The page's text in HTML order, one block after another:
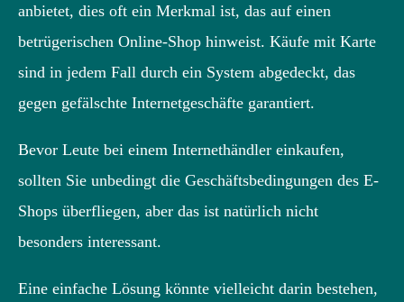
anbietet, dies oft ein Merkmal ist, das auf einen
betrügerischen Online-Shop hinweist. Käufe mit Karte
sind in jedem Fall durch ein System abgedeckt, das
gegen gefälschte Internetgeschäfte garantiert.
Bevor Leute bei einem Internethändler einkaufen,
sollten Sie unbedingt die Geschäftsbedingungen des E-
Shops überfliegen, aber das ist natürlich nicht
besonders interessant.
Eine einfache Lösung könnte vielleicht darin bestehen,